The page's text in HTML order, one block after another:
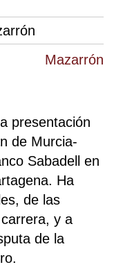
Mazarrón
presentación
de Murcia-
Sabadell en
Ha
de las
y a
de la